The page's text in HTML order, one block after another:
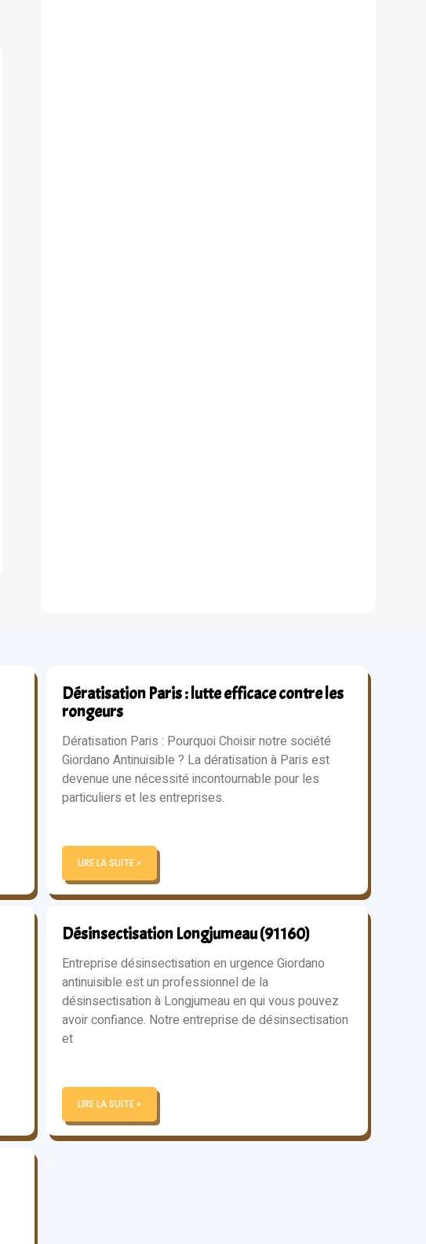
Dératisation Paris : lutte efficace contre les
rongeurs
Dératisation Paris : Pourquoi Choisir notre société
Giordano Antinuisible ? La dératisation à Paris est
devenue une nécessité incontournable pour les
particuliers et les entreprises.
LIRE LA SUITE »
Désinsectisation Longjumeau (91160)
Entreprise désinsectisation en urgence Giordano
antinuisible est un professionnel de la
désinsectisation à Longjumeau en qui vous pouvez
avoir confiance. Notre entreprise de désinsectisation
et
LIRE LA SUITE »